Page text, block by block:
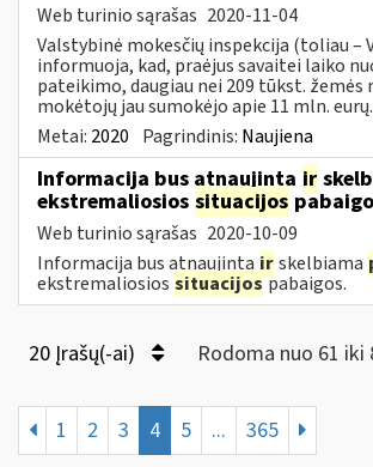
Web turinio sąrašas 2020-11-04
Valstybinė mokesčių inspekcija (toliau –
informuoja, kad, praėjus savaitei laiko
pateikimo, daugiau nei 209 tūkst. žemės
mokėtojų jau sumokėjo apie 11 mln.
Metai: 2020 Pagrindinis: Naujiena
Informacija bus atnaujinta ir
ekstremaliosios situacijos
Web turinio sąrašas 2020-10-09
Informacija bus atnaujinta irskelbiama
ekstremaliosios situacijospabaigos.
20 Įrašų(-ai) Rodoma nuo 61 iki
1 2 3 4 5 ... 365